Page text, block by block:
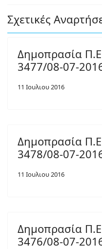
Σχετικές
Δημοπρασία
3477/08-07-
11 Ιουλιου 2016
Δημοπρασία
3478/08-07-
11 Ιουλιου 2016
Δημοπρασία
3476/08-07-